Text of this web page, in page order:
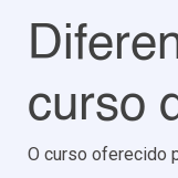
curso
O curso oferecido